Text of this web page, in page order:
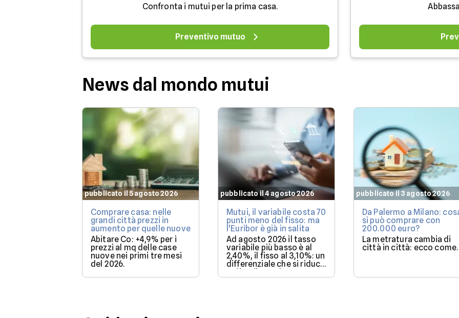
Confronta i mutui per la prima casa.
Preventivo mutuo
News dal mondo mutui
pubblicato il 5 agosto 2026
Comprare casa: nelle
grandi città prezzi in
aumento per quelle nuove
Abitare Co: +4,9% per i
prezzi al mq delle case
nuove nei primi tre mesi
del 2026.
pubblicato il 4 agosto 2026
Mutui, il variabile costa 70
punti meno del fisso: ma
l'Euribor è già in salita
Ad agosto 2026 il tasso
variabile più basso è al
2,40%, il fisso al 3,10%: un
differenziale che si riduce
se l'Euribor sale come
previsto entro dicembre.
pubblicato il 3 agosto 2026
Da Palermo a Milano:
si può comprare con
200.000 euro?
La metratura cambia di
città in città: ecco come.